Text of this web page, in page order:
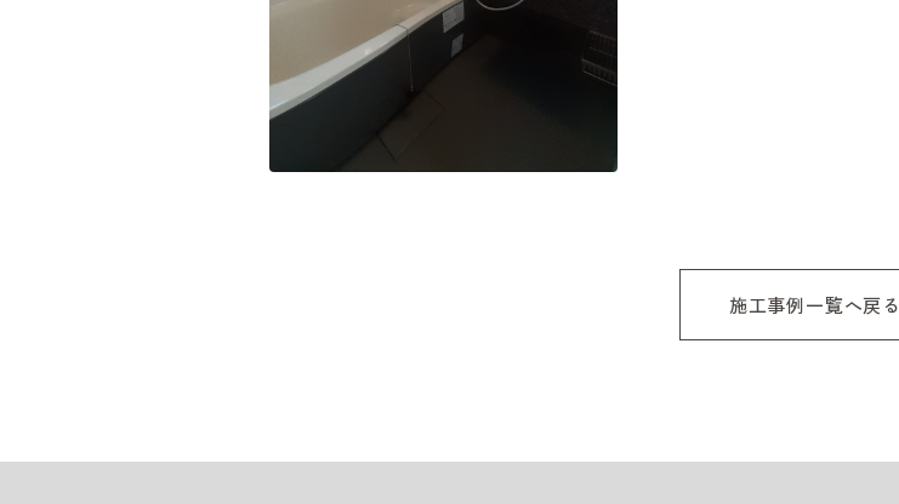
施工事例一覧へ戻る